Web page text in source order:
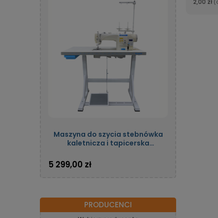
Maszyna do szycia stebnówka
kaletnicza i tapicerska
potrójnym transportem oraz
silnikiem energooszczędnym
5 299,00 zł
PRODUCENCI